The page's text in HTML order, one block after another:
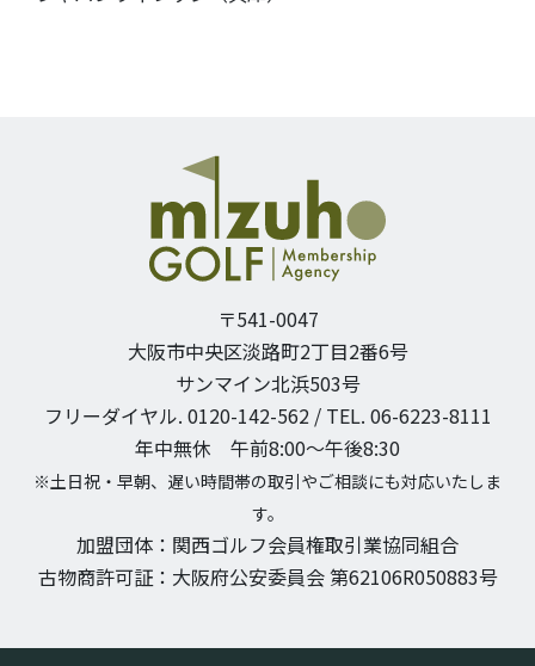
〒541-0047
大阪市中央区淡路町2丁目2番6号
サンマイン北浜503号
フリーダイヤル. 0120-142-562 / TEL. 06-6223-8111
年中無休 午前8:00〜午後8:30
※土日祝・早朝、遅い時間帯の取引やご相談にも対応いたしま
す。
加盟団体：関西ゴルフ会員権取引業協同組合
古物商許可証：大阪府公安委員会 第62106R050883号